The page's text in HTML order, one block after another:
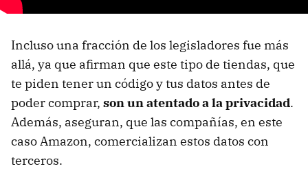
Incluso una fracción de los legisladores fue más
allá, ya que afirman que este tipo de tiendas, que
te piden tener un código y tus datos antes de
poder comprar, son un atentado a la privacidad.
Además, aseguran, que las compañías, en este
caso Amazon, comercializan estos datos con
terceros.